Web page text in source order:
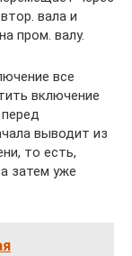
вала и
пром. валу.
все
включение
выводит из
то есть,
затем уже